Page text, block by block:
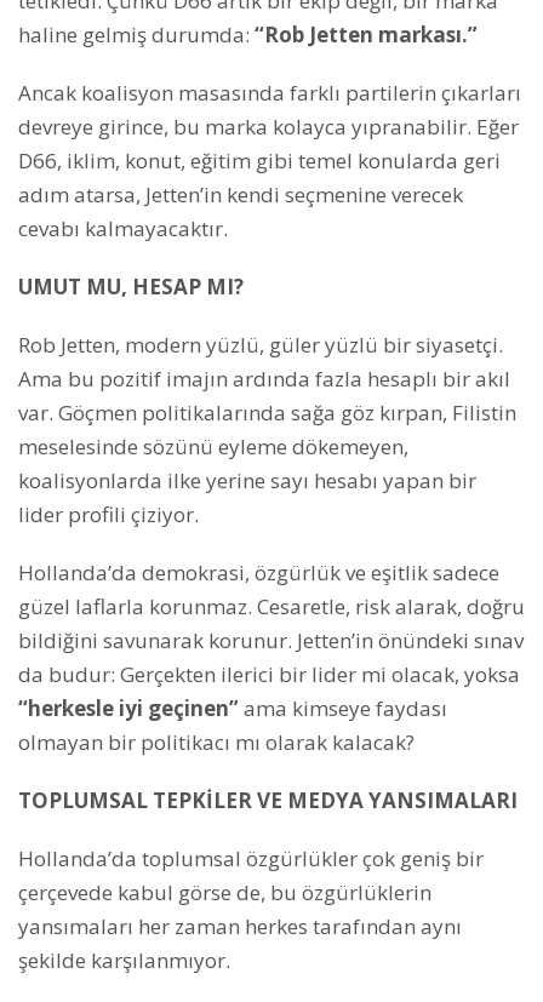
haline gelmiş durumda: “Rob Jetten markası.”
Ancak koalisyon masasında farklı partilerin çıkarları
devreye girince, bu marka kolayca yıpranabilir. Eğer
D66, iklim, konut, eğitim gibi temel konularda geri
adım atarsa, Jetten’in kendi seçmenine verecek
cevabı kalmayacaktır.
UMUT MU, HESAP MI?
Rob Jetten, modern yüzlü, güler yüzlü bir siyasetçi.
Ama bu pozitif imajın ardında fazla hesaplı bir akıl
var. Göçmen politikalarında sağa göz kırpan, Filistin
meselesinde sözünü eyleme dökemeyen,
koalisyonlarda ilke yerine sayı hesabı yapan bir
lider profili çiziyor.
Hollanda’da demokrasi, özgürlük ve eşitlik sadece
güzel laflarla korunmaz. Cesaretle, risk alarak, doğru
bildiğini savunarak korunur. Jetten’in önündeki sınav
da budur: Gerçekten ilerici bir lider mi olacak, yoksa
“herkesle iyi geçinen”ama kimseye faydası
olmayan bir politikacı mı olarak kalacak?
TOPLUMSAL TEPKİLER VE MEDYA YANSIMALARI
Hollanda’da toplumsal özgürlükler çok geniş bir
çerçevede kabul görse de, bu özgürlüklerin
yansımaları her zaman herkes tarafından aynı
şekilde karşılanmıyor.